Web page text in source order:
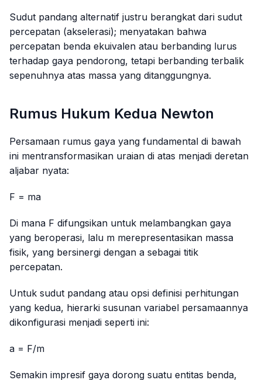
Sudut pandang alternatif justru berangkat dari sudut
percepatan (akselerasi); menyatakan bahwa
percepatan benda ekuivalen atau berbanding lurus
terhadap gaya pendorong, tetapi berbanding terbalik
sepenuhnya atas massa yang ditanggungnya.
Rumus Hukum Kedua Newton
Persamaan rumus gaya yang fundamental di bawah
ini mentransformasikan uraian di atas menjadi deretan
aljabar nyata:
F = ma
Di mana F difungsikan untuk melambangkan gaya
yang beroperasi, lalu m merepresentasikan massa
fisik, yang bersinergi dengan a sebagai titik
percepatan.
Untuk sudut pandang atau opsi definisi perhitungan
yang kedua, hierarki susunan variabel persamaannya
dikonfigurasi menjadi seperti ini:
a = F/m
Semakin impresif gaya dorong suatu entitas benda,